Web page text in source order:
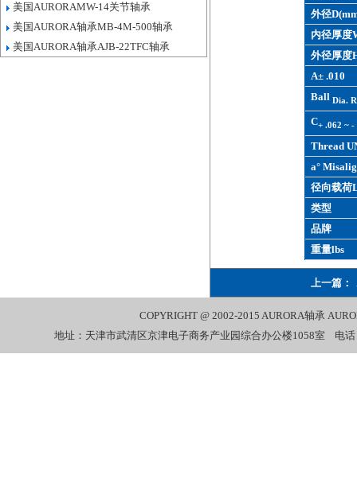
美国AURORAMW-14关节轴承
美国AURORA轴承MB-4M-500轴承
美国AURORA轴承AJB-22TFC轴承
外径
内径厚度
外径厚度
A± .010
BallDia.
C+ .062 ~ -
Thread
a°
径向载荷
类型
品牌
重量lbs
上一篇：
COPYRIGHT @ 2002-2015AURORA轴承
地址：天津市武清区京津电子商务产业园综合办公楼1058室 电